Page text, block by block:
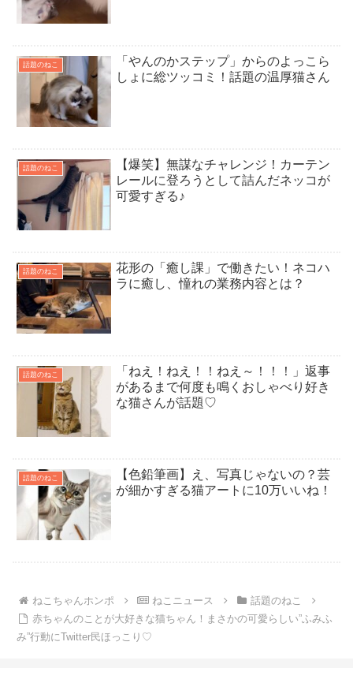
話題のねこ
「やんのかステップ」からのよっこら
しょに総ツッコミ！話題の温厚猫さん
話題のねこ
【爆笑】無謀なチャレンジ！カーテン
レールに登ろうとして詰んだネッコが
可愛すぎる♪
話題のねこ
花形の「癒し課」で働きたい！ネコハ
ラに癒し、憧れの業務内容とは？
話題のねこ
「ねえ！ねえ！！ねえ～！！！」返事
があるまで何度も鳴くおしゃべり好き
な猫さんが話題♡
話題のねこ
【色鉛筆画】え、写真じゃないの？芸
が細かすぎる猫アートに10万いいね！
ねこちゃんホンポ ねこニュース
話題のねこ
赤ちゃんのことが大好きな猫ちゃん！まさかの可愛らしい”ふみふ
み”行動にTwitter民ほっこり♡